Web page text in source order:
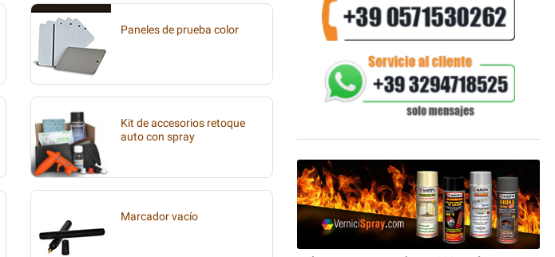
Paneles de prueba color
Kit de accesorios retoque
auto con spray
Marcador vacío